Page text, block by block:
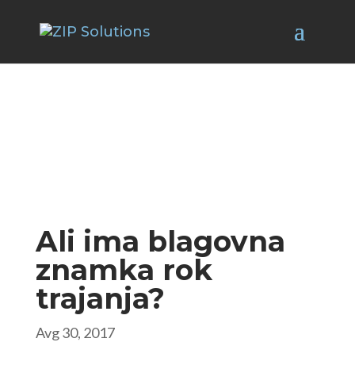
Ali ima blagovna
znamka rok
trajanja?
Avg 30, 2017